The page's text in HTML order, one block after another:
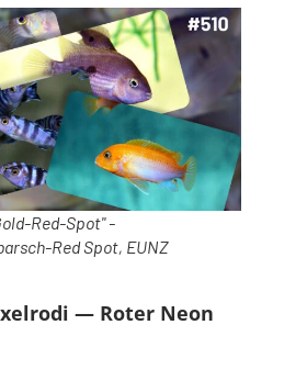
Red-Spot" -
Red Spot, EUNZ
— Roter Neon